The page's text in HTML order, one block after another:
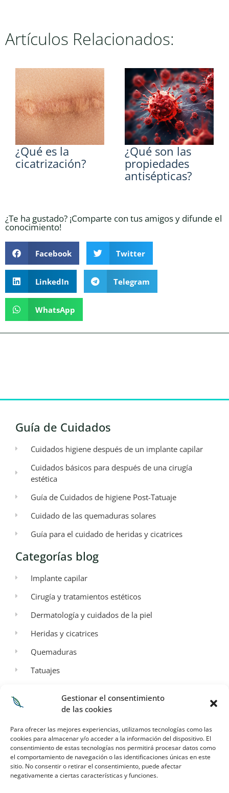
Gestionar el consentimiento
de las cookies
Para ofrecer las mejores experiencias, utilizamos tecnologías como las
cookies para almacenar y/o acceder a la información del dispositivo. El
consentimiento de estas tecnologías nos permitirá procesar datos como
el comportamiento de navegación o las identificaciones únicas en este
sitio. No consentir o retirar el consentimiento, puede afectar
negativamente a ciertas características y funciones.
Artículos Relacionados:
¿Qué es la
cicatrización?
¿Qué son las
propiedades
antisépticas?
¿Te ha gustado? ¡Comparte con tus amigos y difunde el
conocimiento!
Facebook Twitter
LinkedIn Telegram
WhatsApp
Guía de Cuidados
Cuidados higiene después de un implante capilar
Cuidados básicos para después de una cirugía
estética
Guía de Cuidados de higiene Post-Tatuaje
Cuidado de las quemaduras solares
Guía para el cuidado de heridas y cicatrices
Categorías blog
Implante capilar
Cirugía y tratamientos estéticos
Dermatología y cuidados de la piel
Heridas y cicatrices
Quemaduras
Tatuajes
Aspectos Legales
Aviso legal
Política de privacidad
Términos y condiciones de envío
Política de cookies